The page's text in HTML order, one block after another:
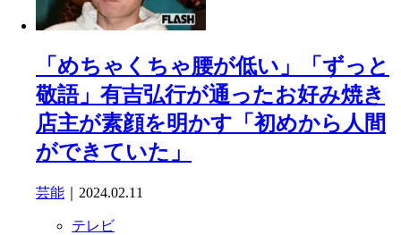
「めちゃくちゃ腰が低い」「ずっと
敬語」有吉弘行が通ったお好み焼き
店主が素顔を明かす「初めから人間
ができていた」
芸能 ｜2024.02.11
テレビ